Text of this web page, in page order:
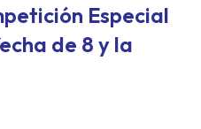
Especial
de 8 y la